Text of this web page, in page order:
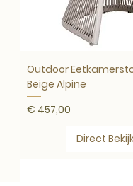
Outdoor
Beige Alpine
Prijs
€ 457,00
Direct